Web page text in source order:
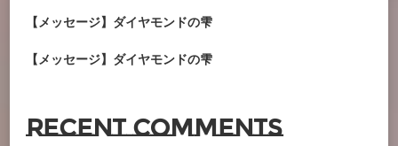
【メッセージ】ダイヤモンドの雫
【メッセージ】ダイヤモンドの雫
Recent Comments